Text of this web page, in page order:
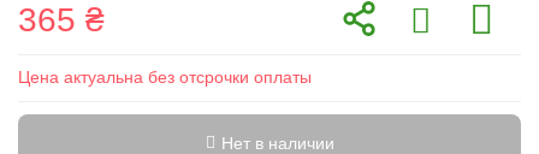
365 ₴
Цена актуальна без отсрочки оплаты
Нет в наличии